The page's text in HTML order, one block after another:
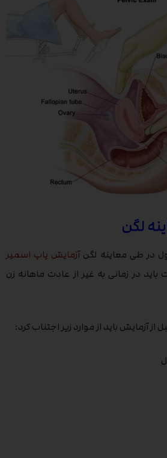
لگن
در طی معاینه لگنآزمایش پاپ اسمیر
در زمانی به غیر از عادت ماهانه زن